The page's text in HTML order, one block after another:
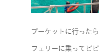
プーケットに行った
フェリーに乗ってピ